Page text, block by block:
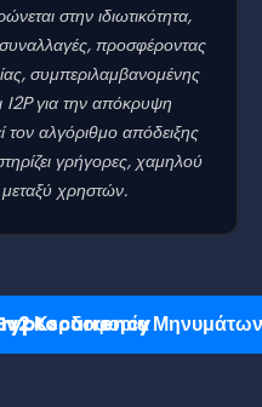
στην ιδιωτικότητα,
προσφέροντας
συμπεριλαμβανομένης
για την απόκρυψη
τον αλγόριθμο απόδειξης
γρήγορες, χαμηλού
χρηστών.
Κερδοφορία Μηνυμάτων